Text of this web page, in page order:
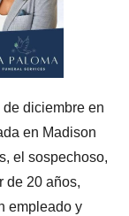
diciembre en
en Madison
el sospechoso,
de 20 años,
empleado y